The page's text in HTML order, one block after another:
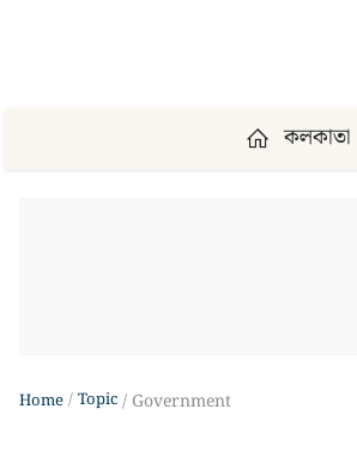
কলকাতা
Home Topic Government